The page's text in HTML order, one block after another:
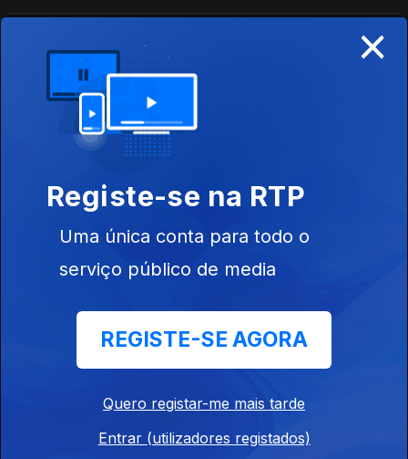
Das polifonias occitanas ao hip-hop chileno,
02 abr. 2026
Do raï moderno ao folclore murciano
Neste episódio vamos do raï moderno de Rachid Taha ao
nomes como Oum Kalthoum, Justin Adams ou Juldeh Camara.
04 fev. 2026
Neste episódio vamos dos boleros cubanos de Ibrahim Ferrer
09 jan. 2026
×
Registe-se na RTP
Uma única conta para todo o
serviço público de media
REGISTE-SE AGORA
Quero registar-me mais tarde
Entrar (utilizadores registados)